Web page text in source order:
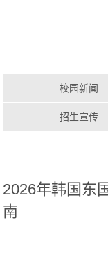
校园新闻
招生宣传
2026年韩国东
南